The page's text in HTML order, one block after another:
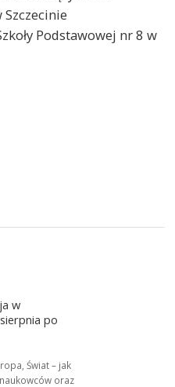
Podstawowej nr 8 w
w
po
Świat – jak
oraz